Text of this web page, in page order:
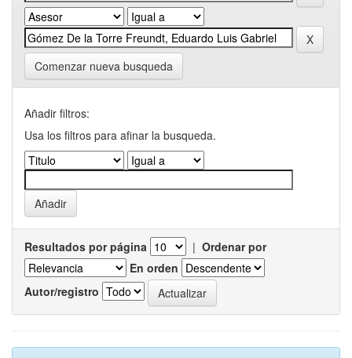
Comenzar nueva busqueda
Añadir filtros:
Usa los filtros para afinar la busqueda.
Resultados por página | Ordenar por
En orden
Autor/registro